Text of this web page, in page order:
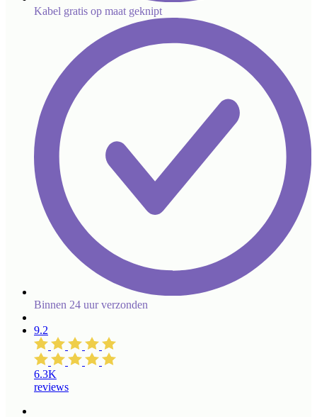
Kabel gratis op maat geknipt
Binnen 24 uur verzonden
9.2
6.3K
reviews